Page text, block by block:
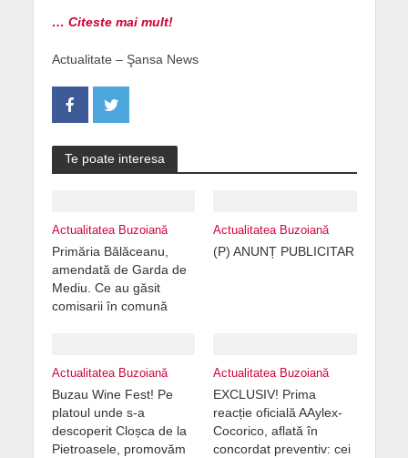
… Citeste mai mult!
Actualitate – Şansa News
Te poate interesa
Actualitatea Buzoiană
Primăria Bălăceanu,
amendată de Garda de
Mediu. Ce au găsit
comisarii în comună
Actualitatea Buzoiană
(P) ANUNȚ PUBLICITAR
Actualitatea Buzoiană
Buzau Wine Fest! Pe
platoul unde s-a
descoperit Cloșca de la
Pietroasele, promovăm
Actualitatea Buzoiană
EXCLUSIV! Prima
reacție oficială AAylex-
Cocorico, aflată în
concordat preventiv: cei